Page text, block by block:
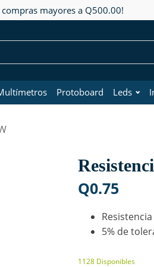
mayores a Q500.00!
Protoboard Leds
Q0.75
5% de
1128 Disponibles